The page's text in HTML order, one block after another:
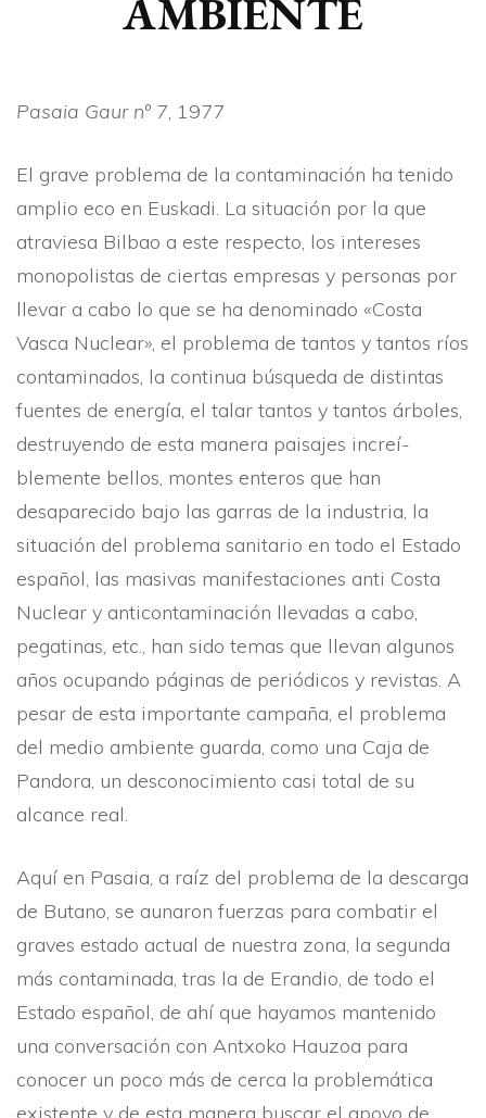
AMBIENTE
Pasaia Gaur nº 7, 1977
El grave problema de la contaminación ha tenido
amplio eco en Euskadi. La situación por la que
atraviesa Bilbao a este respecto, los intereses
monopolistas de ciertas empresas y personas por
llevar a cabo lo que se ha denominado «Costa
Vasca Nuclear», el problema de tantos y tantos rí­os
contaminados, la continua búsqueda de distintas
fuentes de energí­a, el talar tantos y tantos árboles,
destruyendo de esta manera paisajes increí­
blemente bellos, montes enteros que han
desaparecido bajo las garras de la industria, la
situación del problema sanitario en todo el Estado
español, las masivas manifestaciones anti Costa
Nuclear y anticontaminación llevadas a cabo,
pegatinas, etc., han sido temas que llevan algunos
años ocupando páginas de periódicos y revistas. A
pesar de esta importante campaña, el problema
del medio ambiente guarda, como una Caja de
Pandora, un desconocimiento casi total de su
alcance real.
Aquí­ en Pasaia, a raí­z del problema de la descarga
de Butano, se aunaron fuerzas para combatir el
graves estado actual de nuestra zona, la segunda
más contaminada, tras la de Erandio, de todo el
Estado español, de ahí­ que hayamos mantenido
una conversación con Antxoko Hauzoa para
conocer un poco más de cerca la problemática